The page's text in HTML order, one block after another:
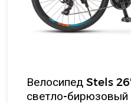
Велосипед Stels
светло-бирюзовый